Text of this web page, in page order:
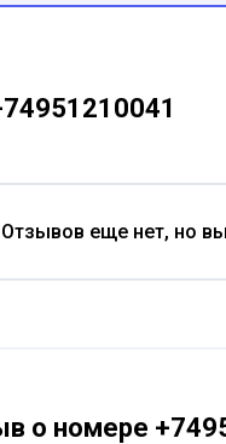
Отзывов еще нет, но
о номере